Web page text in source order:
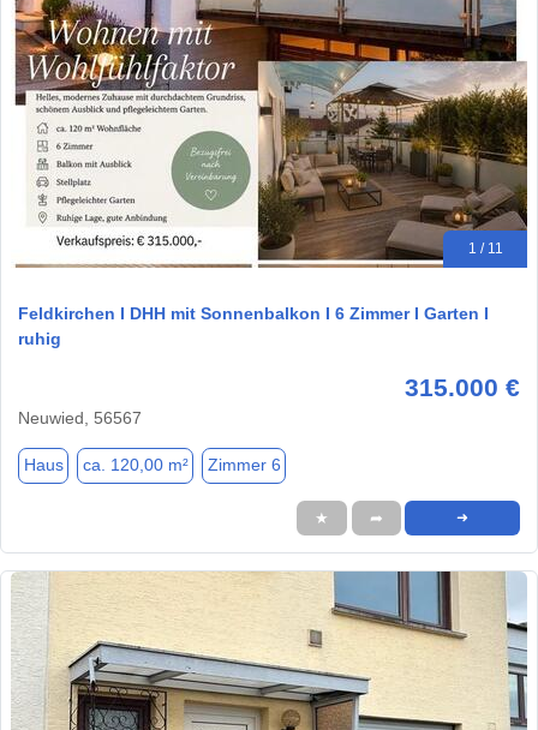
1 / 11
Feldkirchen I DHH mit Sonnenbalkon I 6 Zimmer I Garten I
ruhig
315.000 €
Neuwied, 56567
Haus ca. 120,00 m² Zimmer 6
★ ➦ ➜